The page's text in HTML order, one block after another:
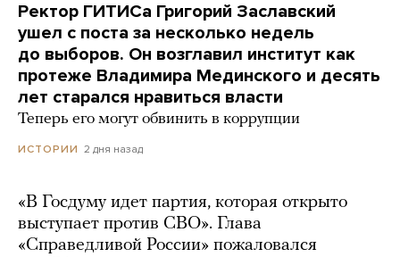
Ректор ГИТИСа Григорий Заславский
ушел с поста за несколько недель
до выборов. Он возглавил институт как
протеже Владимира Мединского и десять
лет старался нравиться власти
Теперь его могут обвинить в коррупции
ИСТОРИИ 2 дня назад
«В Госдуму идет партия, которая открыто
выступает против СВО». Глава
«Справедливой России» пожаловался